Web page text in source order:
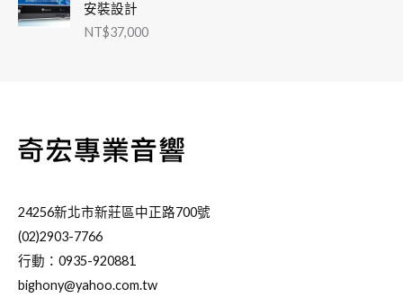
安裝設計
NT$37,000
24256新北市新莊區中正路700號
(02)2903-7766
行動：0935-920881
bighony@yahoo.com.tw